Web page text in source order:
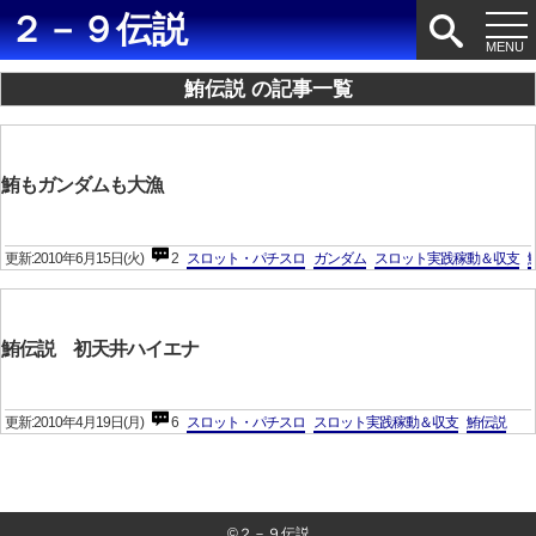
２－９伝説
鮪伝説 の記事一覧
鮪もガンダムも大漁
更新:2010年6月15日(火) 2 スロット・パチスロ ガンダム スロット実践稼動＆収支
鮪伝説 初天井ハイエナ
更新:2010年4月19日(月) 6 スロット・パチスロ スロット実践稼動＆収支 鮪伝説